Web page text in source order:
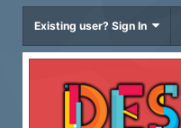
Existing user? Sign In